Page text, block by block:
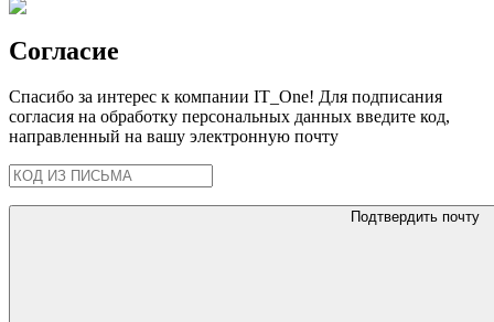
Согласие
Спасибо за интерес к компании IT_One! Для подписания
согласия на обработку персональных данных введите код,
направленный на вашу электронную почту
Подтвердить почту